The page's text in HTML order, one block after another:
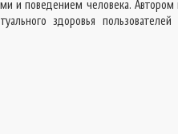
и поведением человека.
здоровья пользователей